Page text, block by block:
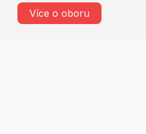
Více o oboru